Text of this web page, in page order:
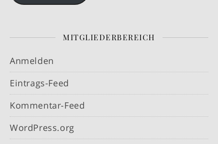
MITGLIEDERBEREICH
Anmelden
Eintrags-Feed
Kommentar-Feed
WordPress.org